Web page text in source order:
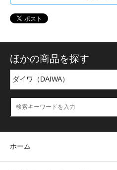
ほかの商品を探す
ホーム